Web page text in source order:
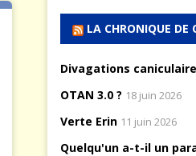
LA CHRONIQUE DE
Divagations
OTAN 3.0 ? 18 juin 2026
Verte Erin 11 juin 2026
Quelqu'un a-t-il un